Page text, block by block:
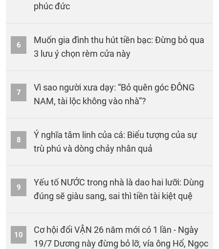
phúc đức
6
Muốn gia đình thu hút tiền bạc: Đừng bỏ qua
3 lưu ý chọn rèm cửa này
7
Vì sao người xưa dạy: “Bỏ quên góc ĐÔNG
NAM, tài lộc không vào nhà”?
8
Ý nghĩa tâm linh của cá: Biểu tượng của sự
trù phú và dòng chảy nhân quả
9
Yếu tố NƯỚC trong nhà là dao hai lưỡi: Dùng
đúng sẽ giàu sang, sai thì tiền tài kiệt quệ
10
Cơ hội đổi VẬN 26 năm mới có 1 lần - Ngày
19/7 Dương này đừng bỏ lỡ, vía ông Hổ, Ngọc